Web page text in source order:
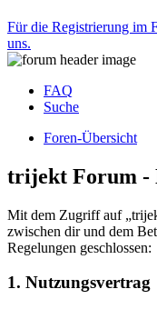
Für die Registrierung im
uns.
FAQ
Suche
Foren-Übersicht
trijekt Forum -
Mit dem Zugriff auf
zwischen dir und dem
Regelungen geschlossen:
1. Nutzungsvertrag